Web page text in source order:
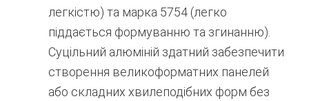
легкістю) та марка 5754 (легко
піддається формуванню та згинанню).
Суцільний алюміній здатний забезпечити
створення великоформатних панелей
або складних хвилеподібних форм без